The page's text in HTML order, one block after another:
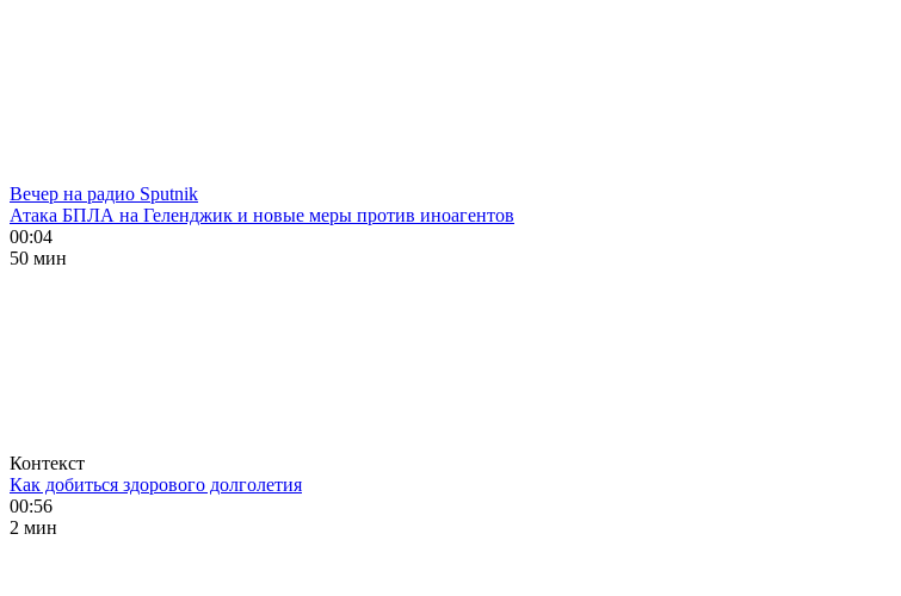
Вечер на радио Sputnik
Атака БПЛА на Геленджик и новые меры против иноагентов
00:04
50 мин
Контекст
Как добиться здорового долголетия
00:56
2 мин